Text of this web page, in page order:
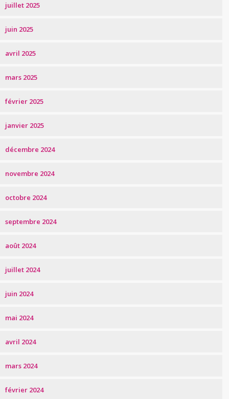
juillet 2025
juin 2025
avril 2025
mars 2025
février 2025
janvier 2025
décembre 2024
novembre 2024
octobre 2024
septembre 2024
août 2024
juillet 2024
juin 2024
mai 2024
avril 2024
mars 2024
février 2024